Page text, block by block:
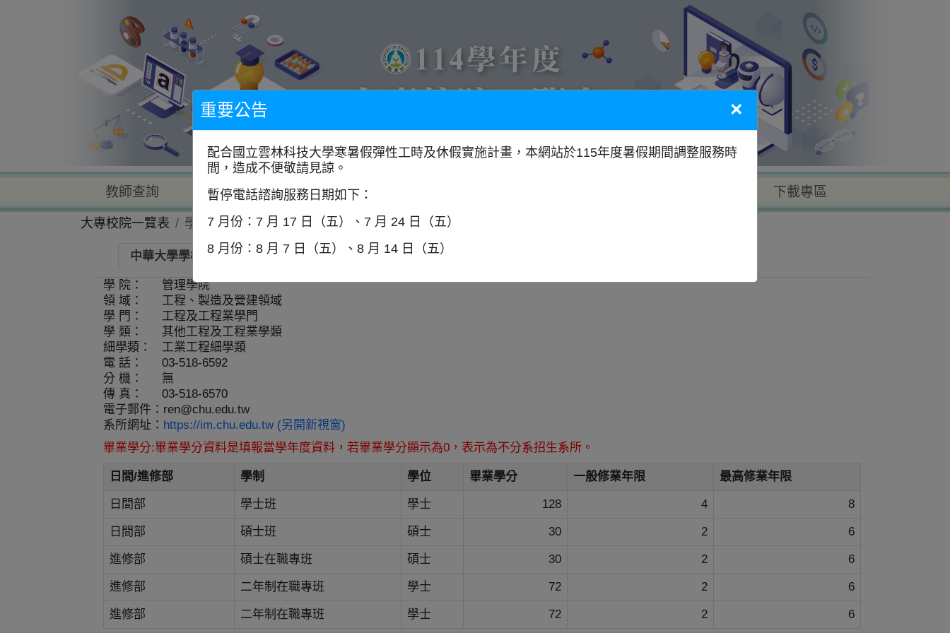
教師查詢 學校查詢 以學門找學校 下載專區
大專校院一覽表 學系資訊
中華大學學校財團法人中華大學-工業管理學系 師資
學 院：
管理學院
領 域：
工程、製造及營建領域
學 門：
工程及工程業學門
學 類：
其他工程及工程業學類
細學類：
工業工程細學類
電 話：
03-518-6592
分 機：
無
傳 真：
03-518-6570
電子郵件： ren@chu.edu.tw
系所網址： https://im.chu.edu.tw (另開新視窗)
畢業學分:畢業學分資料是填報當學年度資料，若畢業學分顯示為0，表示為不分系招生系所。
日間/進修部 學制 學位 畢業學分 一般修業年限 最高修業年限
日間部 學士班 學士 128 4 8
日間部 碩士班 碩士 30 2 6
進修部 碩士在職專班 碩士 30 2 6
進修部 二年制在職專班 學士 72 2 6
進修部 二年制在職專班 學士 72 2 6
重要公告 ×
配合國立雲林科技大學寒暑假彈性工時及休假實施計畫，本網站於115年度暑假期間調整服務時
間，造成不便敬請見諒。
暫停電話諮詢服務日期如下：
7 月份：7 月 17 日（五）、7 月 24 日（五）
8 月份：8 月 7 日（五）、8 月 14 日（五）